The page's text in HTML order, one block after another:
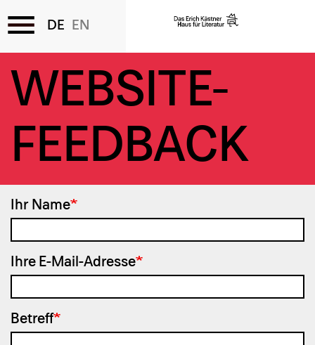
zum
Inhalt
WEBSITE-
FEEDBACK
Ihr Name
Ihre E-Mail-Adresse
Betreff